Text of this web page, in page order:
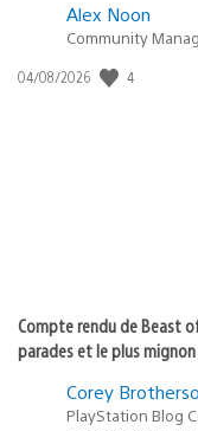
Alex Noon
Community
Date
04/08/2026 4
Compte rendu de Beast
parades et le plus
Corey
PlayStation Blog